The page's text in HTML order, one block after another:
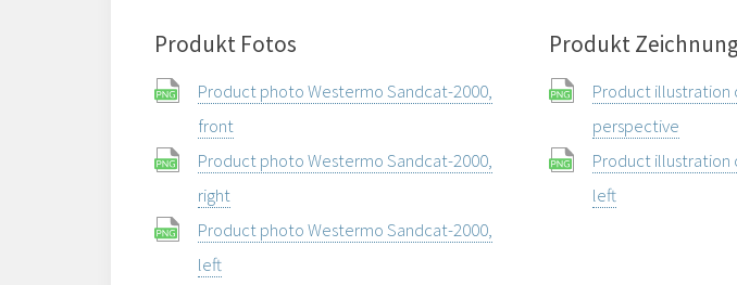
Produkt Fotos
Product photo Westermo Sandcat-2000,
front
Product photo Westermo Sandcat-2000,
right
Product photo Westermo Sandcat-2000,
left
Produkt
Product illustration
perspective
Product illustration
left